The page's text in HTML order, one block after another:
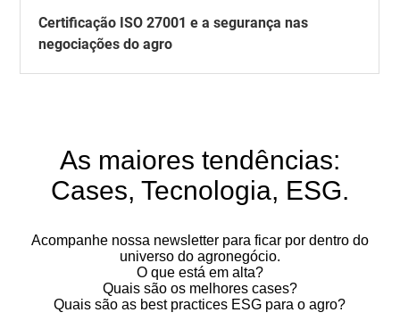
Certificação ISO 27001 e a segurança nas
negociações do agro